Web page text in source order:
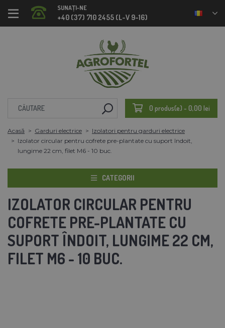
SUNAȚI-NE
+40 (37) 710 2455 (L-V 9-16)
0 produs(e) - 0,00 lei
Acasă Garduri electrice
Izolatori pentru garduri electrice
Izolator circular pentru cofrete pre-plantate cu suport îndoit,
lungime 22 cm, filet M6 - 10 buc.
CATEGORII
IZOLATOR CIRCULAR PENTRU
COFRETE PRE-PLANTATE CU
SUPORT ÎNDOIT, LUNGIME 22 CM,
FILET M6 - 10 BUC.